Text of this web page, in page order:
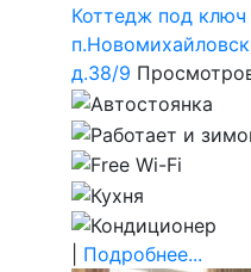
Коттедж под ключ
д.38/9
Подробнее...